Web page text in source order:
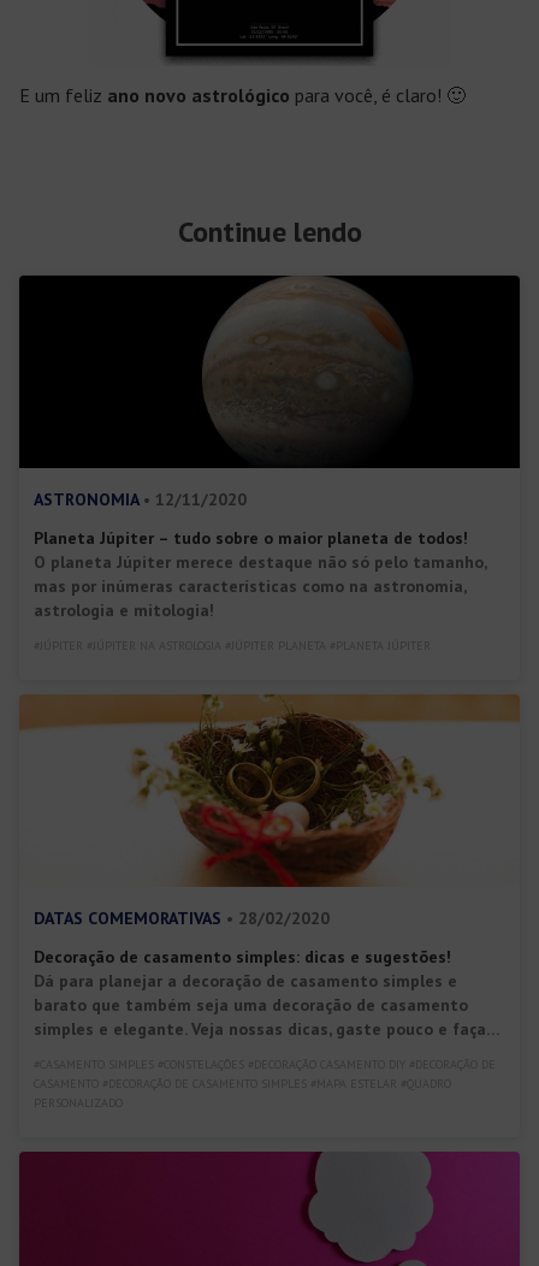
E um feliz ano novo astrológico para você, é claro! 🙂
Continue lendo
ASTRONOMIA • 12/11/2020
Planeta Júpiter – tudo sobre o maior planeta de todos!
O planeta Júpiter merece destaque não só pelo tamanho,
mas por inúmeras características como na astronomia,
astrologia e mitologia!
DATAS COMEMORATIVAS • 28/02/2020
Decoração de casamento simples: dicas e sugestões!
Dá para planejar a decoração de casamento simples e
barato que também seja uma decoração de casamento
simples e elegante. Veja nossas dicas, gaste pouco e faça